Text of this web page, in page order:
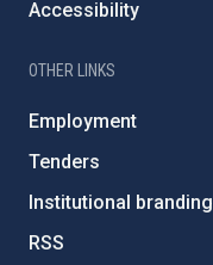
Accessibility
OTHER LINKS
Employment
Tenders
Institutional branding
RSS